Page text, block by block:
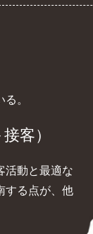
。
客）
活動と最適な
する点が、他